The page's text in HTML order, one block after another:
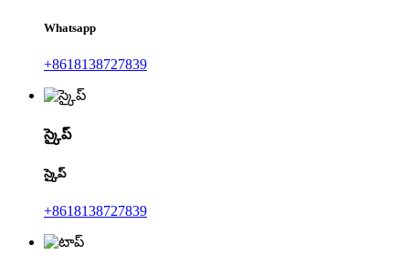
Whatsapp
+8618138727839
స్కైప్
స్కైప్
+8618138727839